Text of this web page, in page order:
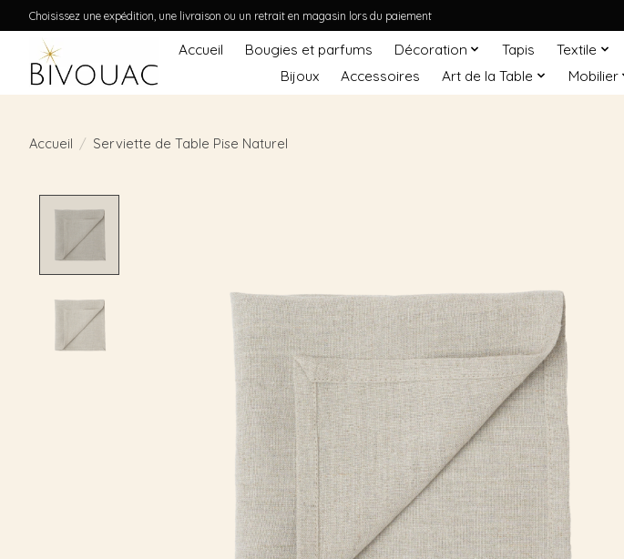
Choisissez une expédition, une livraison ou un retrait en magasin lors du paiement
Accueil Bougies et parfums Décoration Tapis Textile
Bijoux
Accessoires Art de la Table Mobilier
Accueil / Serviette de Table Pise Naturel